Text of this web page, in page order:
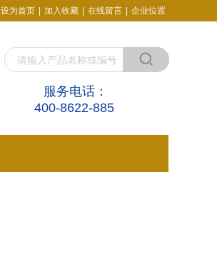
服务电话：
400-8622-885
设为首页 加入收藏 在线留言 企业位置